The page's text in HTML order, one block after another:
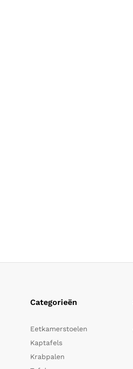
Categorieën
Eetkamerstoelen
Kaptafels
Krabpalen